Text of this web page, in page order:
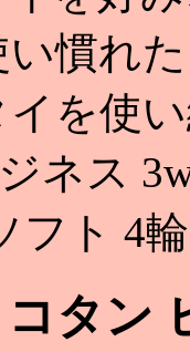
慣れ
を使
ジネス
フト 4
タン